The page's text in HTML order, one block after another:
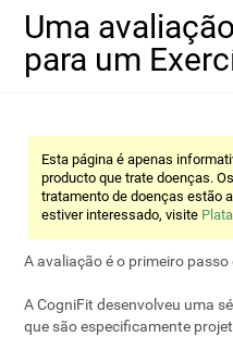
Uma
para um
Esta página é apenas
producto que trate doenças.
tratamento de doenças estão
estiver interessado, visite
A avaliação é o primeiro
A CogniFit desenvolveu uma
que são especificamente